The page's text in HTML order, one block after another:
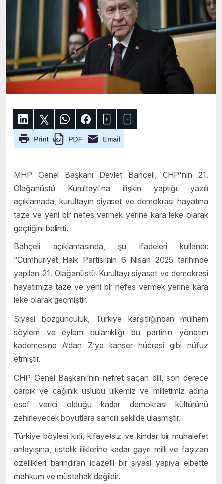
MHP Genel Başkanı Devlet Bahçeli, CHP'nin 21.
Olağanüstü Kurultayı'na ilişkin yaptığı yazılı
açıklamada, kurultayın siyaset ve demokrasi hayatına
taze ve yeni bir nefes vermek yerine kara leke olarak
geçtiğini belirtti.
Bahçeli açıklamasında, şu ifadeleri kullandı:
“Cumhuriyet Halk Partisi’nin 6 Nisan 2025 tarihinde
yapılan 21. Olağanüstü Kurultayı siyaset ve demokrasi
hayatımıza taze ve yeni bir nefes vermek yerine kara
leke olarak geçmiştir.
Siyasi bozgunculuk, Türkiye karşıtlığından mülhem
söylem ve eylem bulanıklığı bu partinin yönetim
kademesine A’dan Z’ye kanser hücresi gibi nüfuz
etmiştir.
CHP Genel Başkanı’nın nefret saçan dili, son derece
çarpık ve dağınık üslubu ülkemiz ve milletimiz adına
esef verici olduğu kadar demokrasi kültürünü
zehirleyecek boyutlara sancılı şekilde ulaşmıştır.
Türkiye böylesi kirli, kifayetsiz ve kindar bir muhalefet
anlayışına, üstelik iliklerine kadar gayri milli ve faşizan
özellikleri barındıran icazetli bir siyasi yapıya elbette
mahkum ve müstahak değildir.